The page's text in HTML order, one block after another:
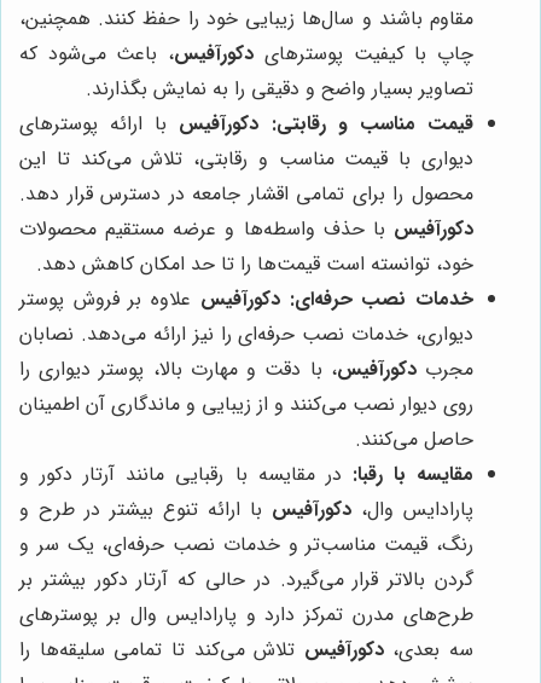
مقاوم باشند و سال‌ها زیبایی خود را حفظ کنند. همچنین،
چاپ با کیفیت پوسترهای دکورآفیس، باعث می‌شود که
تصاویر بسیار واضح و دقیقی را به نمایش بگذارند.
قیمت مناسب و رقابتی: دکورآفیس با ارائه پوسترهای
دیواری با قیمت مناسب و رقابتی، تلاش می‌کند تا این
محصول را برای تمامی اقشار جامعه در دسترس قرار دهد.
دکورآفیس با حذف واسطه‌ها و عرضه مستقیم محصولات
خود، توانسته است قیمت‌ها را تا حد امکان کاهش دهد.
خدمات نصب حرفه‌ای: دکورآفیس علاوه بر فروش پوستر
دیواری، خدمات نصب حرفه‌ای را نیز ارائه می‌دهد. نصابان
مجربدکورآفیس، با دقت و مهارت بالا، پوستر دیواری را
روی دیوار نصب می‌کنند و از زیبایی و ماندگاری آن اطمینان
حاصل می‌کنند.
مقایسه با رقبا: در مقایسه با رقبایی مانند آرتار دکور و
پارادایس وال، دکورآفیس با ارائه تنوع بیشتر در طرح و
رنگ، قیمت مناسب‌تر و خدمات نصب حرفه‌ای، یک سر و
گردن بالاتر قرار می‌گیرد. در حالی که آرتار دکور بیشتر بر
طرح‌های مدرن تمرکز دارد و پارادایس وال بر پوسترهای
سه بعدی،دکورآفیس تلاش می‌کند تا تمامی سلیقه‌ها را